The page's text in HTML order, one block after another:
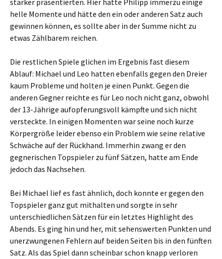
stärker präsentierten. Hier hatte Philipp immerzu einige
helle Momente und hätte den ein oder anderen Satz auch
gewinnen können, es sollte aber in der Summe nicht zu
etwas Zählbarem reichen.
Die restlichen Spiele glichen im Ergebnis fast diesem
Ablauf: Michael und Leo hatten ebenfalls gegen den Dreier
kaum Probleme und holten je einen Punkt. Gegen die
anderen Gegner reichte es für Leo noch nicht ganz, obwohl
der 13-Jährige aufopferungsvoll kämpfte und sich nicht
versteckte. In einigen Momenten war seine noch kurze
Körpergröße leider ebenso ein Problem wie seine relative
Schwäche auf der Rückhand. Immerhin zwang er den
gegnerischen Topspieler zu fünf Sätzen, hatte am Ende
jedoch das Nachsehen.
Bei Michael lief es fast ähnlich, doch konnte er gegen den
Topspieler ganz gut mithalten und sorgte in sehr
unterschiedlichen Sätzen für ein letztes Highlight des
Abends. Es ging hin und her, mit sehenswerten Punkten und
unerzwungenen Fehlern auf beiden Seiten bis in den fünften
Satz. Als das Spiel dann scheinbar schon knapp verloren